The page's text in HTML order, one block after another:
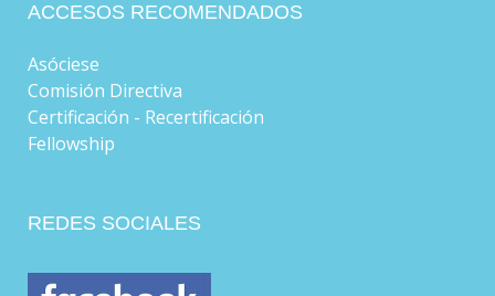
ACCESOS RECOMENDADOS
Asóciese
Comisión Directiva
Certificación - Recertificación
Fellowship
REDES SOCIALES